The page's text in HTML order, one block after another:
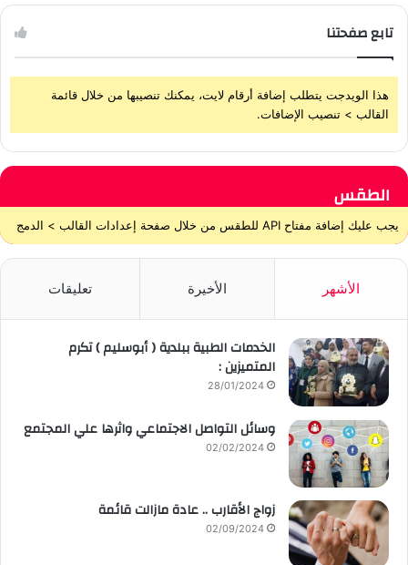
تابع صفحتنا
هذا الويدجت يتطلب إضافة أرقام لايت، يمكنك تنصيبها من خلال قائمة
القالب > تنصيب الإضافات.
الطقس
يجب عليك إضافة مفتاح API للطقس من خلال صفحة إعدادات القالب > الدمج
الأشهر الأخيرة تعليقات
الخدمات الطبية ببلدية ( أبوسليم ) تكرم
المتميزين :
28/01/2024
وسائل التواصل الاجتماعي واثرها علي المجتمع
02/02/2024
زواج الأقارب .. عادة مازالت قائمة
02/09/2024